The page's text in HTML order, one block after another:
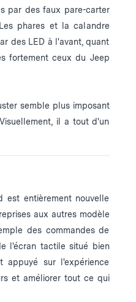
par des faux pare-carter
phares et la calandre
des LED à l'avant, quant
fortement ceux du Jeep
semble plus imposant
il a tout d'un
est entièrement nouvelle
aux autres modèle
des commandes de
l'écran tactile situé bien
appuyé sur l'expérience
et améliorer tout ce qui